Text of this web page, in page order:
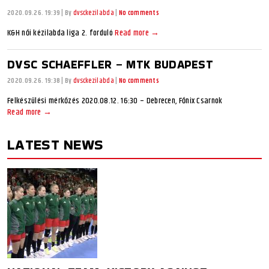
2020.09.26. 19:39 Bydvsckezilabda No comments
K&H női kézilabda liga 2. fordulóRead more →
DVSC SCHAEFFLER – MTK BUDAPEST
2020.09.26. 19:38 Bydvsckezilabda No comments
Felkészülési mérkőzés 2020.08.12. 16:30 – Debrecen, Főnix Csarnok
Read more →
LATEST NEWS